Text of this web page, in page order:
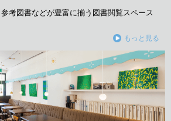
考図書などが豊富に揃う図書閲覧スペース
もっと見る